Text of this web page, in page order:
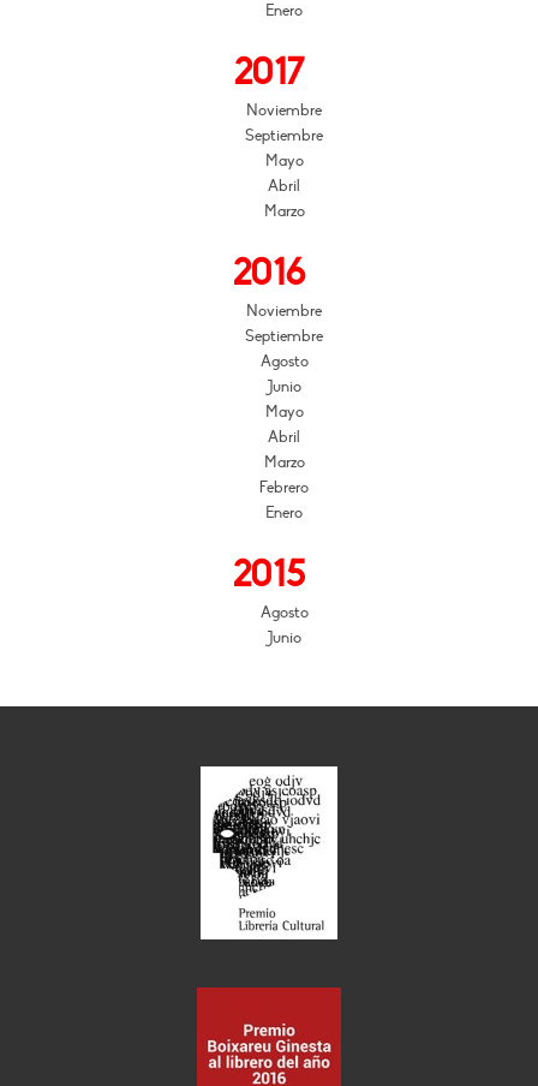
Enero
2017
Noviembre
Septiembre
Mayo
Abril
Marzo
2016
Noviembre
Septiembre
Agosto
Junio
Mayo
Abril
Marzo
Febrero
Enero
2015
Agosto
Junio